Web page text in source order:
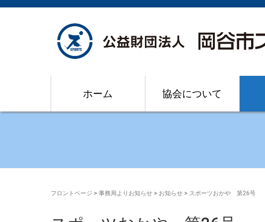
ホーム 協会について
フロントページ > 事務局よりお知らせ > お知らせ > スポーツおかや 第26号